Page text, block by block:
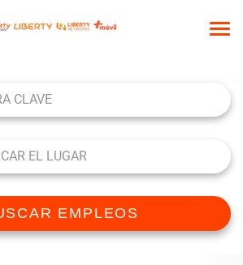
EMPLEOS